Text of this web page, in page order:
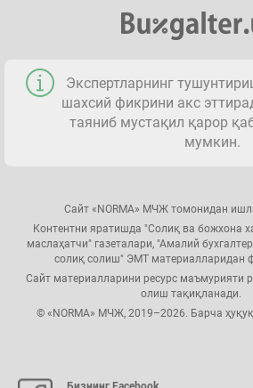
Экспертларнинг
шахсий фикрини акс
таяниб мустақил қарор
мумкин.
Сайт «NORMA» МЧЖ томонидан
Контентни яратишда "Солиқ ва божхона
маслаҳатчи" газеталари, "Амалий
солиқ солиш" ЭМТ материалларидан
Сайт материалларини ресурс маъмурияти
олиш тақиқланади.
© «NORMA» МЧЖ, 2019–2026. Барча